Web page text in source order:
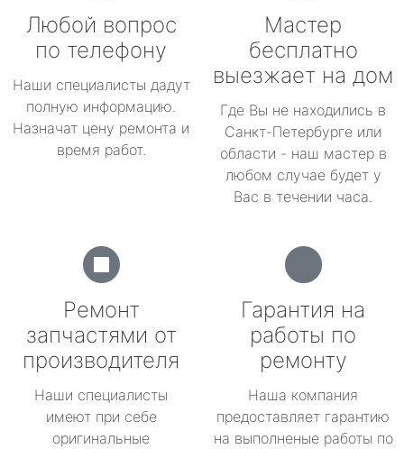
Любой вопрос
по телефону
Наши специалисты дадут
полную информацию.
Назначат цену ремонта и
время работ.
Мастер
бесплатно
выезжает на дом
Где Вы не находились в
Санкт-Петербурге или
области - наш мастер в
любом случае будет у
Вас в течении часа.
Ремонт
запчастями от
производителя
Наши специалисты
имеют при себе
оригинальные
Гарантия на
работы по
ремонту
Наша компания
предоставляет гарантию
на выполненые работы по